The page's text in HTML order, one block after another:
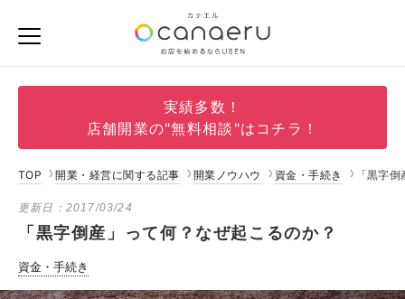
実績多数！
店舗開業の"無料相談"はコチラ！
TOP 開業・経営に関する記事 開業ノウハウ 資金・手続き 「黒字
更新日： 2017/03/24
「黒字倒産」って何？なぜ起こるのか？
資金・手続き